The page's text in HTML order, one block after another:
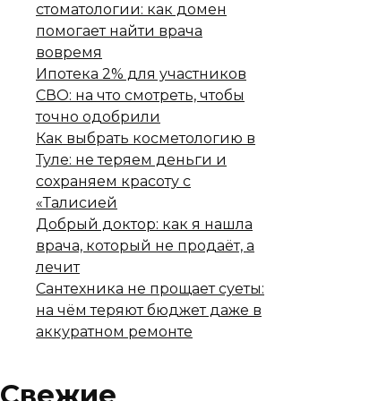
стоматологии: как домен
помогает найти врача
вовремя
Ипотека 2% для участников
СВО: на что смотреть, чтобы
точно одобрили
Как выбрать косметологию в
Туле: не теряем деньги и
сохраняем красоту с
«Талисией
Добрый доктор: как я нашла
врача, который не продаёт, а
лечит
Сантехника не прощает суеты:
на чём теряют бюджет даже в
аккуратном ремонте